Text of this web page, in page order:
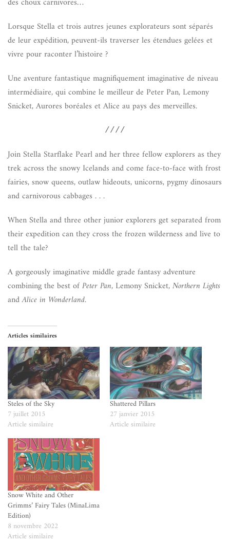
Lorsque Stella et trois autres jeunes explorateurs sont séparés
de leur expédition, peuvent-ils traverser les étendues gelées et
vivre pour raconter l’histoire ?
Une aventure fantastique magnifiquement imaginative de niveau
intermédiaire, qui combine le meilleur de Peter Pan, Lemony
Snicket, Aurores boréales et Alice au pays des merveilles.
////
Join Stella Starflake Pearl and her three fellow explorers as they
trek across the snowy Icelands and come face-to-face with frost
fairies, snow queens, outlaw hideouts, unicorns, pygmy dinosaurs
and carnivorous cabbages . . .
When Stella and three other junior explorers get separated from
their expedition can they cross the frozen wilderness and live to
tell the tale?
A gorgeously imaginative middle grade fantasy adventure
combining the best ofPeter Pan, Lemony Snicket,Northern Lights
andAlice in Wonderland.
Articles similaires
Steles of the Sky
7 juillet 2015
Article similaire
Shattered Pillars
27 janvier 2015
Article similaire
Snow White and Other
Grimms’ Fairy Tales (MinaLima
Edition)
8 novembre 2022
Article similaire